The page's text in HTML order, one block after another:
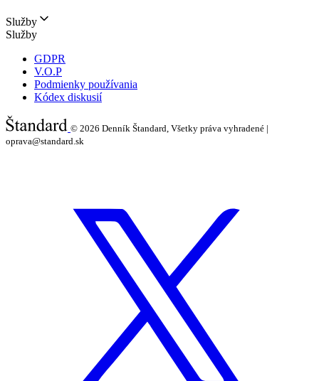
Služby
Služby
GDPR
V.O.P
Podmienky používania
Kódex diskusií
© 2026 Denník Štandard, Všetky práva vyhradené |
oprava@standard.sk